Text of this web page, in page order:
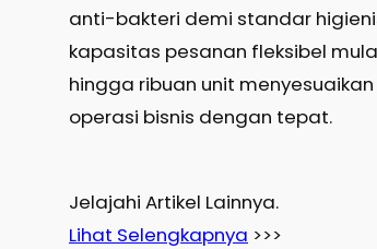
anti-bakteri demi standar
kapasitas pesanan fleksibel
hingga ribuan unit
operasi bisnis dengan tepat.
Jelajahi Artikel Lainnya.
Lihat Selengkapnya >>>